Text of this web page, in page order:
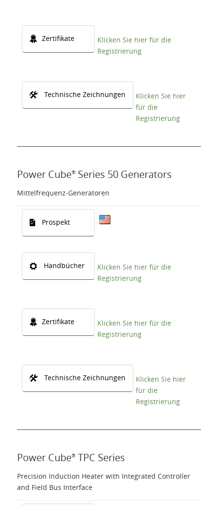
Zertifikate
Klicken Sie hier für die
Registrierung
Technische Zeichnungen
Klicken Sie hier
für die
Registrierung
Power Cube® Series 50 Generators
Mittelfrequenz-Generatoren
Prospekt
Handbücher
Klicken Sie hier für die
Registrierung
Zertifikate
Klicken Sie hier für die
Registrierung
Technische Zeichnungen
Klicken Sie hier
für die
Registrierung
Power Cube® TPC Series
Precision Induction Heater with Integrated Controller
and Field Bus Interface